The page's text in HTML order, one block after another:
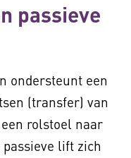
passieve
ondersteunt een
(transfer) van
rolstoel naar
lift zich